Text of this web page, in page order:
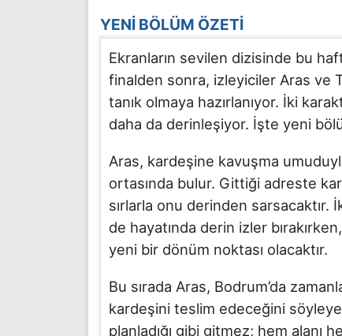
YENI BÖLÜM ÖZETI
Ekranların sevilen dizisinde bu
finalden sonra, izleyiciler Aras ve
tanık olmaya hazırlanıyor. İki
daha da derinleşiyor. İşte yeni
Aras, kardeşine kavuşma
ortasında bulur. Gittiği adreste
sırlarla onu derinden sarsacaktır.
de hayatında derin izler
yeni bir dönüm noktası olacaktır.
Bu sırada Aras, Bodrum’da
kardeşini teslim edeceğini
planladığı gibi gitmez; hem alanı